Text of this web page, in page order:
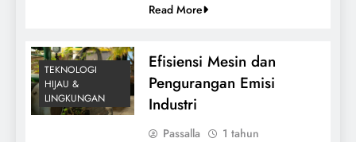
Read More
TEKNOLOGI
HIJAU &
LINGKUNGAN
Efisiensi Mesin dan
Pengurangan Emisi
Industri
Passalla
1 tahun